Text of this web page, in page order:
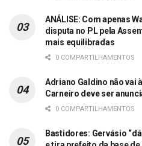
ANÁLISE: Com apenas
disputa no PL pela
mais equilibradas
0 COMPARTILHAMENTOS
Adriano Galdino não vai
Carneiro deve ser
0 COMPARTILHAMENTOS
Bastidores: Gervásio